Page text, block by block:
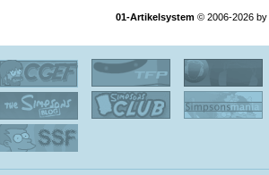
01-Artikelsystem © 2006-2026 by